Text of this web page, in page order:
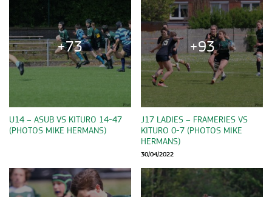
+73
U14 – ASUB VS KITURO 14-47
(PHOTOS MIKE HERMANS)
+93
J17 LADIES – FRAMERIES VS
KITURO 0-7 (PHOTOS MIKE
HERMANS)
30/04/2022